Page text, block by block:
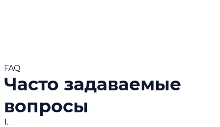
FAQ
Часто задаваемые
вопросы
1.